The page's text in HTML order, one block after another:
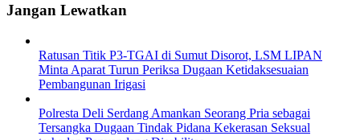
Jangan Lewatkan
Ratusan Titik P3-TGAI di Sumut Disorot, LSM LIPAN
Minta Aparat Turun Periksa Dugaan Ketidaksesuaian
Pembangunan Irigasi
Polresta Deli Serdang Amankan Seorang Pria sebagai
Tersangka Dugaan Tindak Pidana Kekerasan Seksual